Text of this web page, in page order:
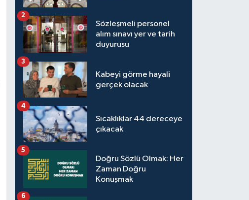
Sözleşmeli personel
alım sınavı yer ve tarih
duyurusu
2
Kabeyi görme hayali
gerçek olacak
3
Sıcaklıklar 44 dereceye
çıkacak
4
Doğru Sözlü Olmak: Her
Zaman Doğru
Konuşmak
5
6